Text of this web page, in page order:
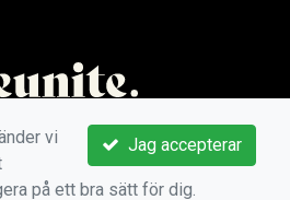
Jag accepterar
vi
på ett bra sätt för dig.